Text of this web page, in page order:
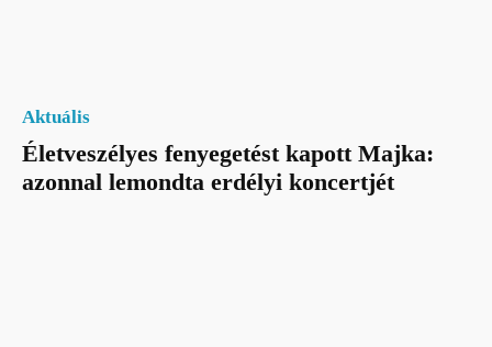
Aktuális
Életveszélyes fenyegetést kapott Majka:
azonnal lemondta erdélyi koncertjét